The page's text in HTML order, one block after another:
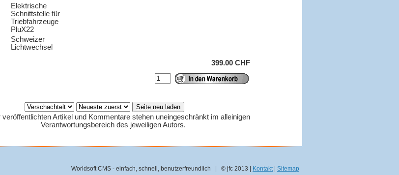
Elektrische
Schnittstelle für
Triebfahrzeuge
PluX22
Schweizer
Lichtwechsel
399.00 CHF
veröffentlichten Artikel und Kommentare stehen uneingeschränkt im alleinigen
Verantwortungsbereich des jeweiligen Autors.
Worldsoft CMS - einfach, schnell, benutzerfreundlich | © jfc 2013 | Kontakt | Sitemap